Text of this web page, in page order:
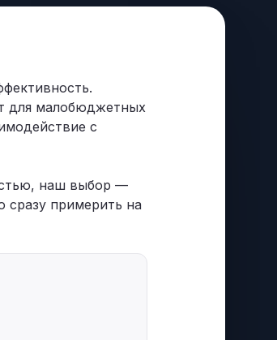
для малобюджетных
с
наш выбор —
примерить на